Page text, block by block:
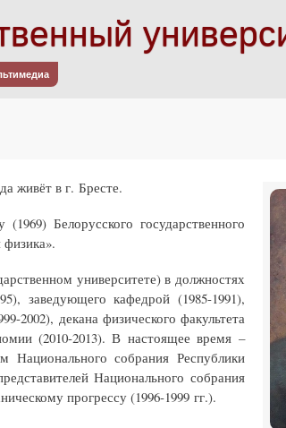
к
живёт в г. Бресте.
Белорусского государственного
университете) в должностях
заведующего кафедрой (1985-1991),
декана физического факультета
(2010-2013). В настоящее время –
Национального собрания Республики
Национального собрания
прогрессу (1996-1999 гг.).